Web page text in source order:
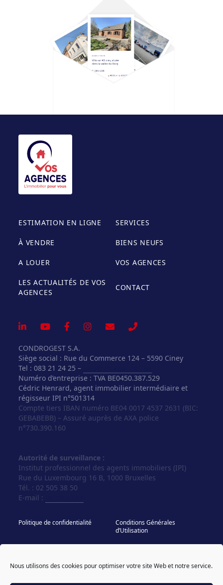
Nous utilisons des cookies pour optimiser votre site Web et notre service.
ESTIMATION EN LIGNE SERVICES
À VENDRE BIENS NEUFS
A LOUER VOS AGENCES
LES ACTUALITÉS DE VOS
AGENCES
CONTACT
CONDROGEST S.A.
Siège social : Rue du Commerce 124 – 5590 Ciney
Tel : 083 21 24 25 –
Numéro d’entreprise : TVA BE0450.387.529
Cédric Henrard, agent immobilier intermédiaire et
régisseur IPI n°501314
Compte tiers IBAN numéro BE04 0017 4537 2631 (BIC:
GEBABEBB) – Assuré auprès de AXA police
n°730.390.160
Autorité de surveillance :
Institut professionnel des agents immobiliers (IPI)
Rue du Luxembourg 16 B, 1000 Bruxelles
Tél. : 02 505 38 50
E-mail :
Politique de confidentialité
Conditions Générales
d’Utilisation
© Vos Agences 2026